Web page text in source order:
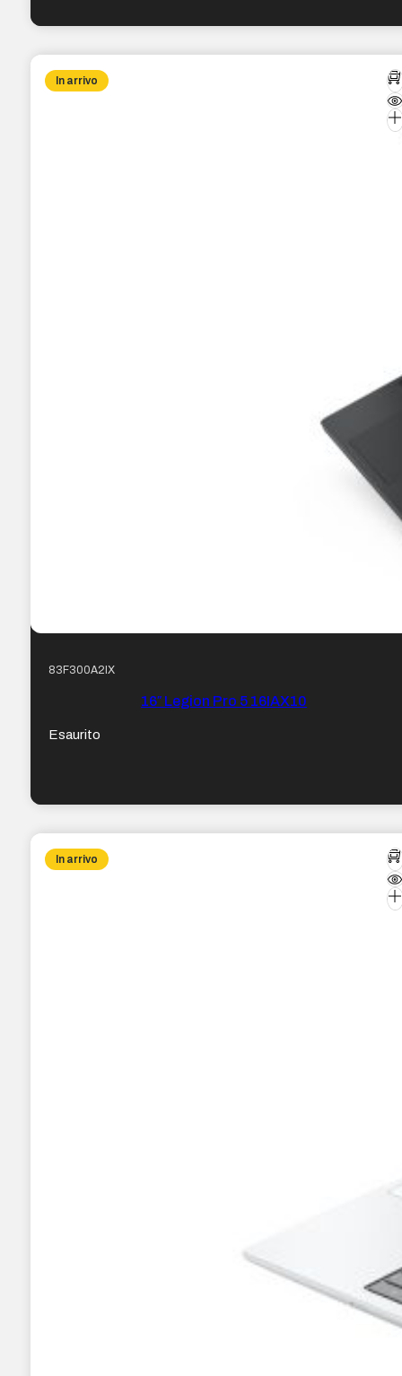
In arrivo
83F300A2IX
16″ Legion Pro 5 16IAX10
Esaurito
In arrivo